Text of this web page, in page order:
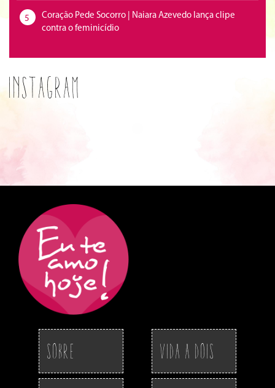
5
Coração Pede Socorro | Naiara Azevedo lança clipe
contra o feminicídio
Instagram
Sobre Vida a Dois